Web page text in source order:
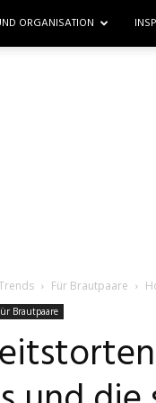
ORGANISATION
Für Brautpaare
Brautpaare